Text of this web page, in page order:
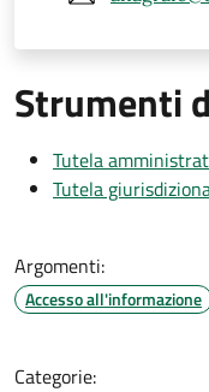
Strumenti
Tutela
Tutela
Argomenti:
Accesso all'informazione
Categorie: